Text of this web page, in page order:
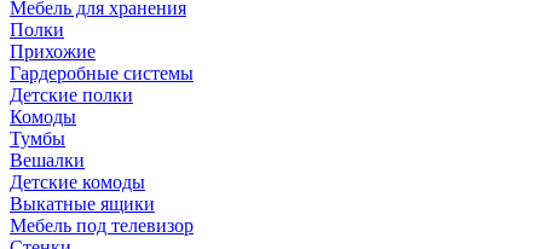
Мебель для хранения
Полки
Прихожие
Гардеробные системы
Детские полки
Комоды
Тумбы
Вешалки
Детские комоды
Выкатные ящики
Мебель под телевизор